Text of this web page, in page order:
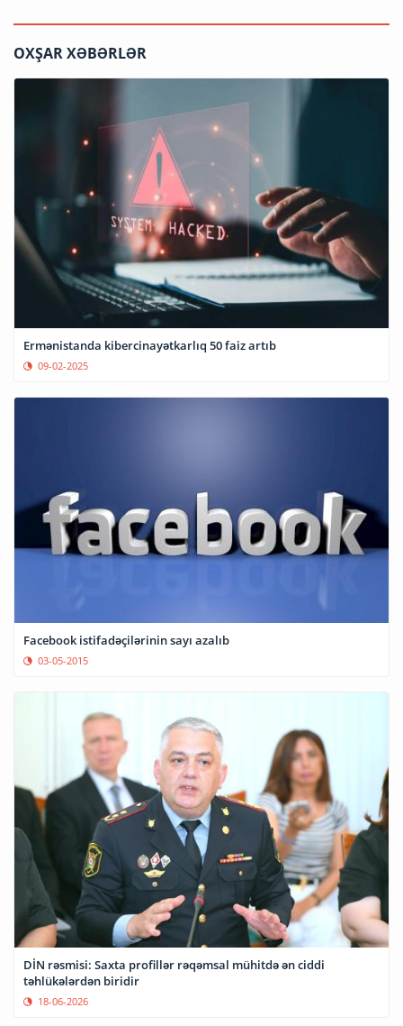
OXŞAR XƏBƏRLƏR
Ermənistanda kibercinayətkarlıq 50 faiz artıb
09-02-2025
Facebook istifadəçilərinin sayı azalıb
03-05-2015
DİN rəsmisi: Saxta profillər rəqəmsal mühitdə ən ciddi
təhlükələrdən biridir
18-06-2026